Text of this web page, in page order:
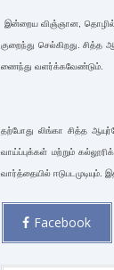
இன்­றைய விஞ்­ஞான,
குறைந்து செல்­கி­றது.
ணைந்து வளர்க்­க­வேண்டும்.
தற்­போது லிங்கா சித்த
வாய்ப்­புக்கள் மற்றும்
வார்த்தையில்
Facebook